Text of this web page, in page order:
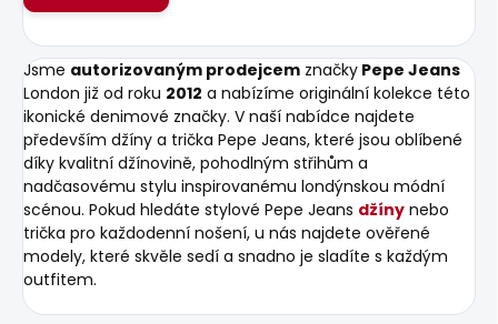
Jsme autorizovaným prodejcem značky Pepe Jeans
London již od roku 2012 a nabízíme originální kolekce této
ikonické denimové značky. V naší nabídce najdete
především džíny a trička Pepe Jeans, které jsou oblíbené
díky kvalitní džínovině, pohodlným střihům a
nadčasovému stylu inspirovanému londýnskou módní
scénou. Pokud hledáte stylové Pepe Jeans džíny nebo
trička pro každodenní nošení, u nás najdete ověřené
modely, které skvěle sedí a snadno je sladíte s každým
outfitem.